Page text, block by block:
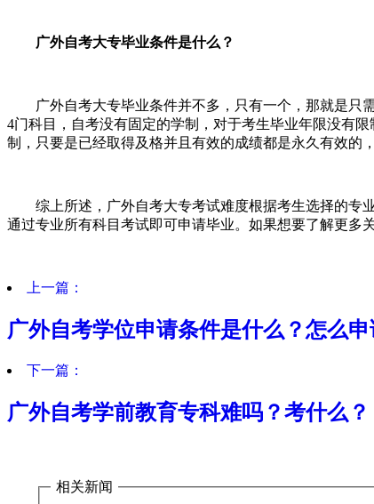
广外自考大专毕业条件是什么？
广外自考大专毕业条件并不多，只有一个，那就是只
4门科目，自考没有固定的学制，对于考生毕业年限没有
制，只要是已经取得及格并且有效的成绩都是永久有效的
综上所述，广外自考大专考试难度根据考生选择的专
通过专业所有科目考试即可申请毕业。如果想要了解更多
上一篇：
广外自考学位申请条件是什么？怎么申
下一篇：
广外自考学前教育专科难吗？考什么？
相关新闻